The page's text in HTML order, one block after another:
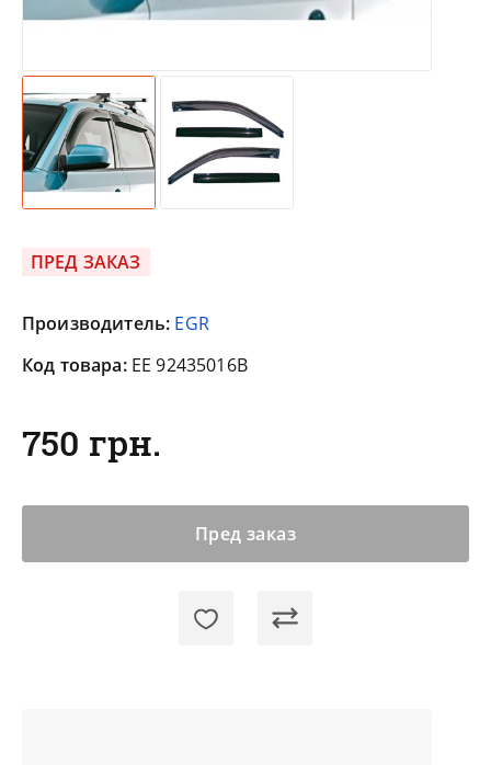
ПРЕД ЗАКАЗ
Производитель: EGR
Код товара: EE 92435016B
750 грн.
Пред заказ